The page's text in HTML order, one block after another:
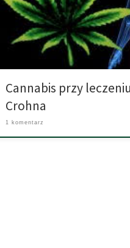
zarejestrowanych jest około 10.000
przypadłość i ich liczba od początku
Choroba […]
Cannabis przy
Crohna
1 komentarz